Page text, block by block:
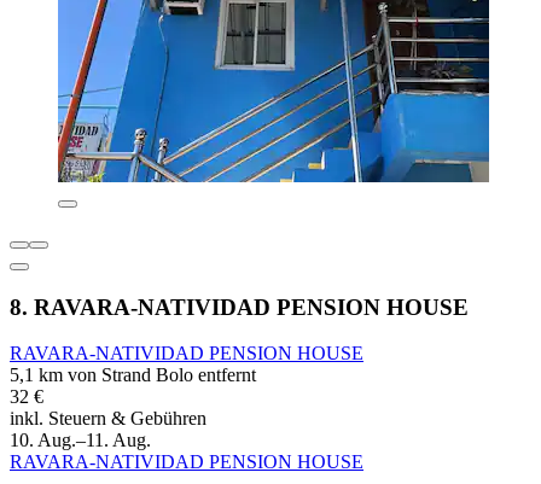
8. RAVARA-NATIVIDAD PENSION HOUSE
RAVARA-NATIVIDAD PENSION HOUSE
5,1 km von Strand Bolo entfernt
32 €
inkl. Steuern & Gebühren
10. Aug.–11. Aug.
RAVARA-NATIVIDAD PENSION HOUSE